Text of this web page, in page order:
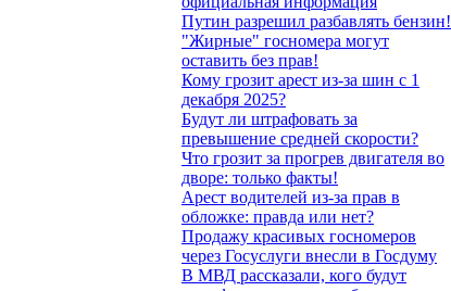
Путин разрешил разбавлять бензин!
"Жирные" госномера могут
оставить без прав!
Кому грозит арест из-за шин с 1
декабря 2025?
Будут ли штрафовать за
превышение средней скорости?
Что грозит за прогрев двигателя во
дворе: только факты!
Арест водителей из-за прав в
обложке: правда или нет?
Продажу красивых госномеров
через Госуслуги внесли в Госдуму
В МВД рассказали, кого будут